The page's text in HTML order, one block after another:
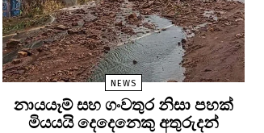
NEWS
නායයෑම් සහ ගංවතුර නිසා පහක්
මියයයි දෙදෙනෙකු අතුරුදන්